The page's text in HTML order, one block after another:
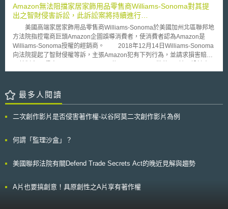
預先安裝之軟體或應用程式、以廣告為目的利用使用者個資。值得注意的
是，執委會得對違反DMA規定之守門人處以其最高全球總營收10%的罰
鍰，累犯者之罰鍰上限將提高至年度營收的20%。
介或干預，又因為區塊鏈是分散式帳本，因此每一筆交易進行紀錄的礦工幾
乎都不同。換言之，加密資產的交易及紀錄都有秘密性，金融機構與國家機
關難以查得，就算能查到交易紀錄，也無法查得買賣加密資產雙方的真實身
份，因此衍生出投資加密資產如有獲利，如果沒有申報，反正國家也查不
到，就不用繳稅的問題。 因此，首段所稱CARF，即為解決前段因區塊
鏈技術所引起的稅務挑戰，惟這項全新的交換制度涉及了加密資產與跨國稅
務等事務，有賴全球合作，茲事體大，雖然CARF與現在已經在全球實施的
Amazon無法阻擋家居家飾用品零售商Williams-Sonoma對其提
出之智財侵害訴訟，此訴訟案將持續進行…
美國高端家居家飾用品零售商Williams-Sonoma於美國加州北區聯邦地
方法院指控電商巨頭Amazon企圖誤導消費者，使消費者認為Amazon是
Williams-Sonoma授權的經銷商。 2018年12月14日Williams-Sonoma
向法院提起了智財侵權等訴，主張Amazon犯有下列行為，並請求損害賠償
利，專利號為D815,452。 在Amazon網站上及行銷廣告中使用Williams-
中使用Williams-Sonoma的商標而有商標淡化之侵害行為。 不公平競爭行
為。 Williams-Sonoma指出就商標部分，Amazon未經授權，在其網站
Williams-Sonoma商標，且未標示清楚網頁中的商品並非直接由Williams-
者，使消費者認為可以在Amazon網站上買到Williams-Sonoma授權的商
Sonoma產品可以轉售給消費者，適用第一次銷售原則。但該地院法官表
錯誤的印象讓人誤以為在Amazon網站的這些銷售是經過授權，使一個合理
最多人閱讀
二次創作影片是否侵害著作權-以谷阿莫二次創作影片為例
何謂「監理沙盒」？
美國聯邦法院有關Defend Trade Secrets Act的晚近見解與趨勢
A片也要搞創意！具原創性之A片享有著作權